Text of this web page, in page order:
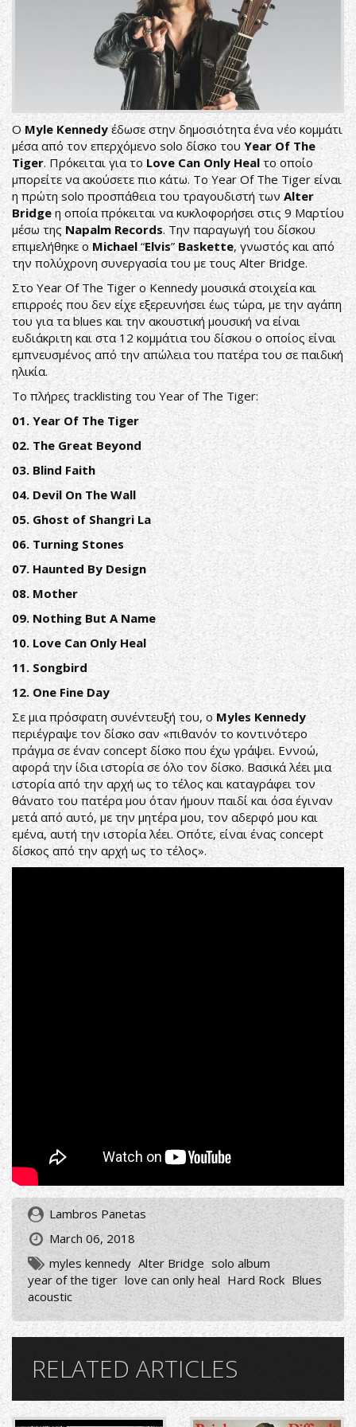
2aaceeb7b148.jpg
ΟMyle Kennedyέδωσε στην δημοσιότητα ένα νέο κομμάτι
μέσα από τον επερχόμενο solo δίσκο του Year Of The
Tiger. Πρόκειται για το Love Can Only Healτο οποίο
μπορείτε να ακούσετε πιο κάτω. Το Year Of The Tiger είναι
η πρώτη solo προσπάθεια του τραγουδιστή τωνAlter
Bridgeη οποία πρόκειται να κυκλοφορήσει στις 9 Μαρτίου
μέσω τηςNapalm Records. Την παραγωγή του δίσκου
επιμελήθηκε ο Michael “Elvis”Baskette, γνωστός και από
την πολύχρονη συνεργασία του με τους Alter Bridge.
Στο Year Of The Tiger ο Kennedy μουσικά στοιχεία και
επιρροές που δεν είχε εξερευνήσει έως τώρα, με την αγάπη
του για τα blues και την ακουστική μουσική να είναι
ευδιάκριτη και στα 12 κομμάτια του δίσκου ο οποίος είναι
εμπνευσμένος από την απώλεια του πατέρα του σε παιδική
ηλικία.
Το πλήρες tracklisting του Year of The Tiger:
01. Year Of The Tiger
02. The Great Beyond
03. Blind Faith
04. Devil On The Wall
05. Ghost of Shangri La
06. Turning Stones
07. Haunted By Design
08. Mother
09. Nothing But A Name
10. Love Can Only Heal
11. Songbird
12. One Fine Day
Σε μια πρόσφατη συνέντευξή του, οMyles Kennedy
περιέγραψε τον δίσκο σαν «πιθανόν το κοντινότερο
πράγμα σε έναν concept δίσκο που έχω γράψει. Εννοώ,
αφορά την ίδια ιστορία σε όλο τον δίσκο. Βασικά λέει μια
ιστορία από την αρχή ως το τέλος και καταγράφει τον
θάνατο του πατέρα μου όταν ήμουν παιδί και όσα έγιναν
μετά από αυτό, με την μητέρα μου, τον αδερφό μου και
εμένα, αυτή την ιστορία λέει. Οπότε, είναι ένας concept
δίσκος από την αρχή ως το τέλος».
Lambros Panetas
March 06, 2018
myles kennedy Alter Bridge solo album
year of the tiger love can only heal Hard Rock Blues
acoustic
RELATED ARTICLES